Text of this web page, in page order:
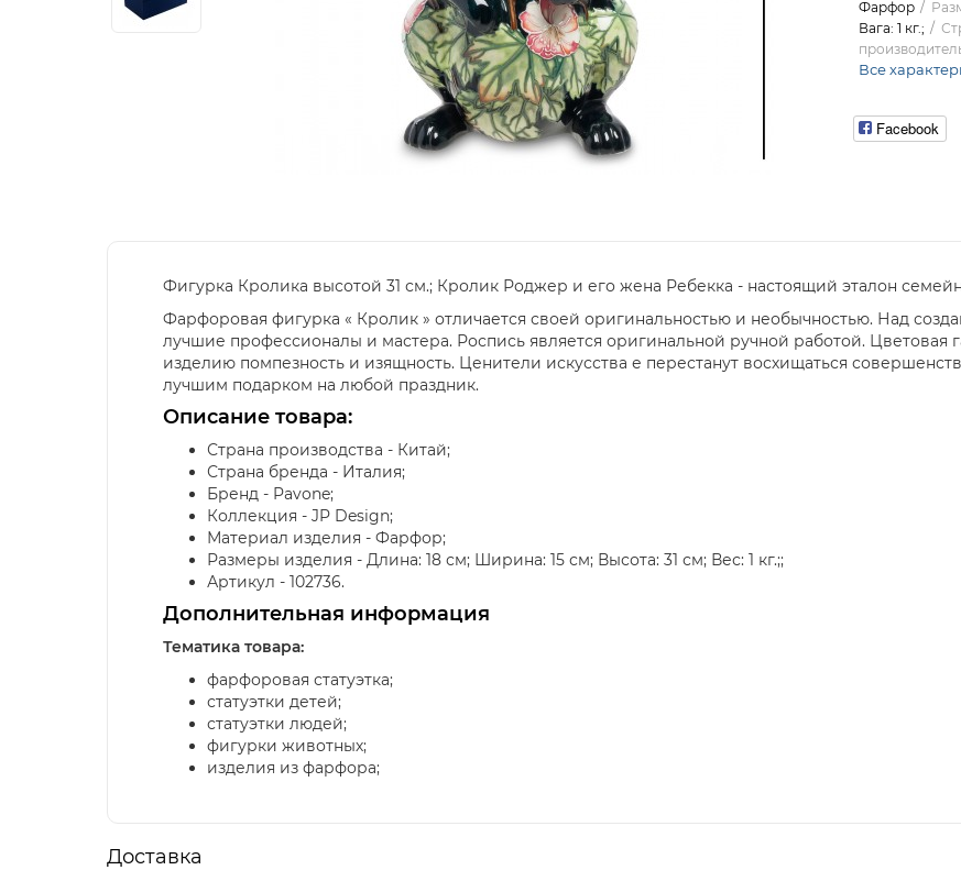
Фарфор
Вага: 1 кг.;
Все
Facebook
Фигурка Кролика высотой 31 см.; Кролик Роджер и его жена Ребекка - настоящий эталон
Фарфоровая фигурка « Кролик » отличается своей оригинальностью и необычностью. Над
лучшие профессионалы и мастера. Роспись является оригинальной ручной работой. Цветовая
изделию помпезность и изящность. Ценители искусства е перестанут восхищаться
лучшим подарком на любой праздник.
Описание товара:
Страна производства - Китай;
Страна бренда - Италия;
Бренд - Pavone;
Коллекция - JP Design;
Материал изделия - Фарфор;
Размеры изделия - Длина: 18 см; Ширина: 15 см; Высота: 31 см; Вес: 1 кг.;;
Артикул - 102736.
Дополнительная информация
Тематика товара:
фарфоровая статуэтка;
статуэтки детей;
статуэтки людей;
фигурки животных;
изделия из фарфора;
Доставка